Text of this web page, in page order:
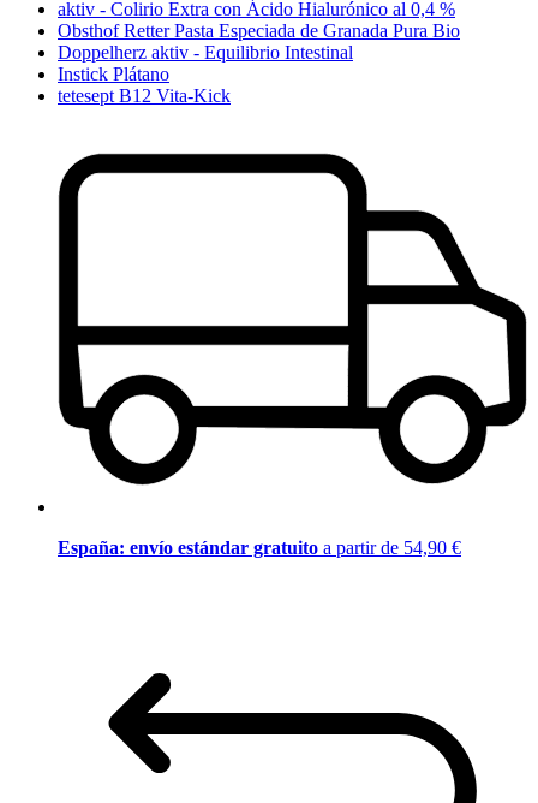
aktiv - Colirio Extra con Ácido Hialurónico al 0,4 %
Obsthof Retter Pasta Especiada de Granada Pura Bio
Doppelherz aktiv - Equilibrio Intestinal
Instick Plátano
tetesept B12 Vita-Kick
España: envío estándar gratuito a partir de 54,90 €